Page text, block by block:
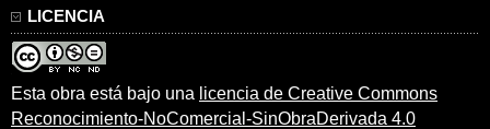
LICENCIA
Esta obra está bajo una licencia de Creative Commons
Reconocimiento-NoComercial-SinObraDerivada 4.0